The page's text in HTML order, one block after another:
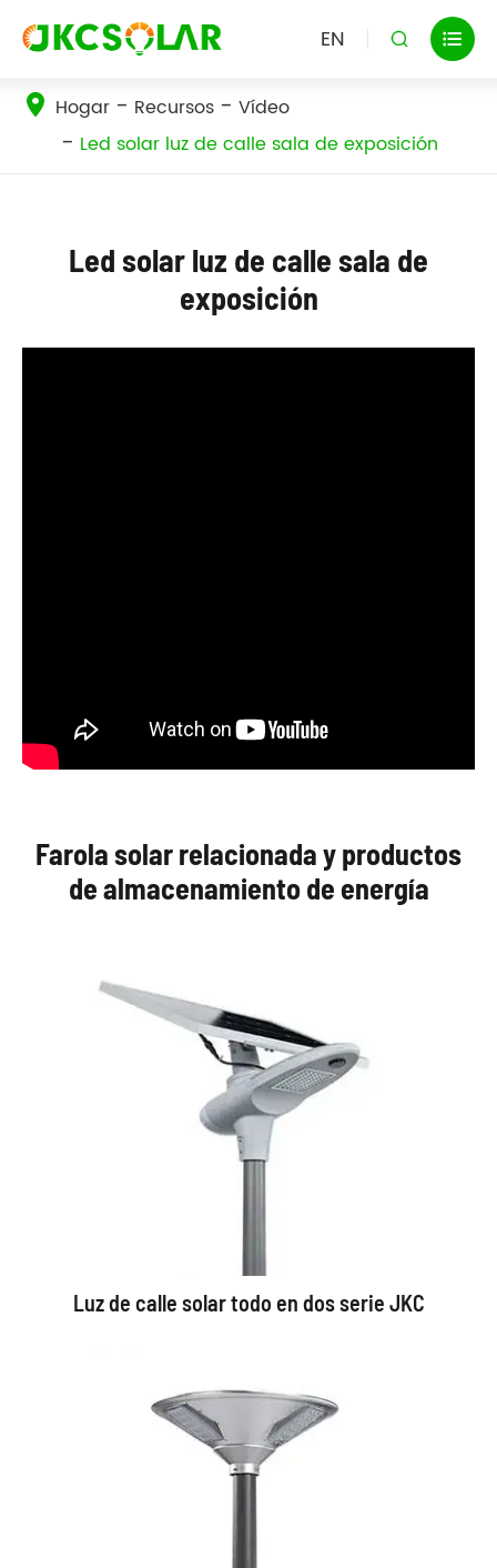
EN  
Hogar Recursos
Vídeo
Led solar luz de calle sala de exposición
Led solar luz de calle sala de
exposición
Farola solar relacionada y productos
de almacenamiento de energía
Luz de calle solar todo en dos serie JKC